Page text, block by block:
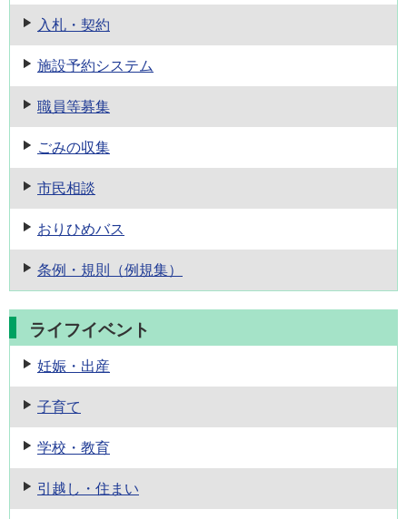
入札・契約
施設予約システム
職員等募集
ごみの収集
市民相談
おりひめバス
条例・規則 （例規集）
ライフイベント
妊娠・出産
子育て
学校・教育
引越し・住まい